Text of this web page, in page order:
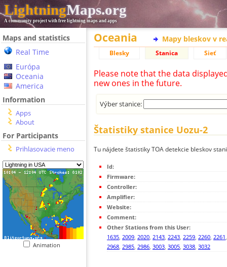
LightningMaps.org
A community project with free lightning maps and apps
Maps and statistics
Real Time
Európa
Oceania
America
Information
Apps
About
For Participants
Prihlasovacie meno
Animation
Oceania Mapy bleskov v
Blesky Stanica Sieť
Please note that the data
new ones in the future.
Výber stanice:
Štatistiky stanice Uozu-2
Tu nájdete štatistiky TOA detekcie bleskov
Id:
Firmware:
Controller:
Amplifier:
Website:
Comment:
Other Stations from this User:
1635, 2009, 2020, 2143, 2243, 2259, 2260, 2261
2968, 2985, 2986, 3003, 3005, 3038, 3032